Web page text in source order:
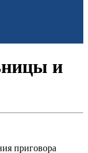
и
приговора